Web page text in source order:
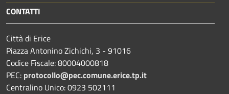
CONTATTI
Città di Erice
Piazza Antonino Zichichi, 3 - 91016
Codice Fiscale: 80004000818
PEC: protocollo@pec.comune.erice.tp.it
Centralino Unico: 0923 502111